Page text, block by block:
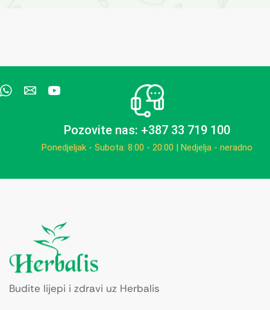
Pozovite nas: +387 33 719 100
Ponedjeljak - Subota: 8:00 - 20:00 | Nedjelja - neradno
Budite lijepi i zdravi uz Herbalis